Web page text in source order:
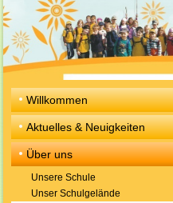
Willkommen
Aktuelles & Neuigkeiten
Über uns
Unsere Schule
Unser Schulgelände